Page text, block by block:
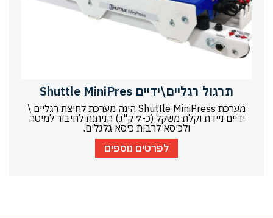
תרגול רגליים\ידיים Shuttle MiniPres
מערכת Shuttle MiniPress הינה מערכת לחיצת רגליים \
ידיים ניידת וקלת משקל (כ-7 ק"ג) הניתנת לחיבור למיטה
ולכיסא לרבות כיסא גלגלים.
לפרטים נוספים